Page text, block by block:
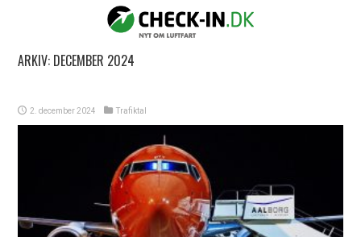
ARKIV: DECEMBER 2024
2. december 2024 Trafiktal